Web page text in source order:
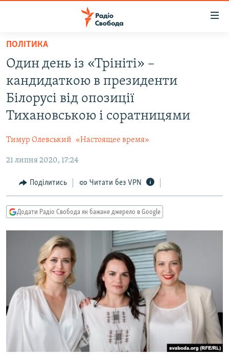
Перейти
основного
матеріалу
Перейти
до
основної
Перейти
до
ВСЕ ЗА ДОБУ
СТАТТІ
СУСПІЛЬСТВО
КУЛЬТУРА
СПОРТ
СВІТ
ВІЙНА
ДОНБАС.РЕАЛІЇ
КРИМ.РЕАЛІЇ
ТИ ЯК?
КИТАЙ.ВИКЛИКИ
МУЛЬТИМЕДІА
СПЕЦПРОЄКТИ
ПОДКАСТИ
КРИМ РЕАЛІЇ
РУС
УКР
ПОЛІТИКА
Один день із «Трініті» –
кандидаткою в президенти
Білорусі від опозиції
Тихановською і соратницями
Тимур Олевський «Настоящее время»
21 липня 2020, 17:24
Поділитись Читати без VPN
Додати Радіо Свобода як бажане джерело в Google